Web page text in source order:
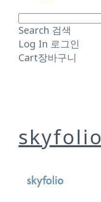
Search 검색
Log In 로그인
Cart장바구니
skyfolio